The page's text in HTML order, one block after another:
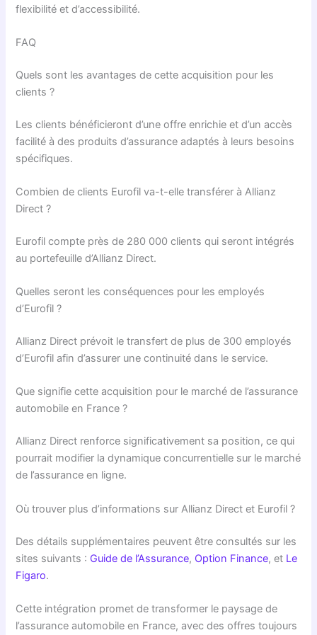
flexibilité et d’accessibilité.
FAQ
Quels sont les avantages de cette acquisition pour les
clients ?
Les clients bénéficieront d’une offre enrichie et d’un accès
facilité à des produits d’assurance adaptés à leurs besoins
spécifiques.
Combien de clients Eurofil va-t-elle transférer à Allianz
Direct ?
Eurofil compte près de 280 000 clients qui seront intégrés
au portefeuille d’Allianz Direct.
Quelles seront les conséquences pour les employés
d’Eurofil ?
Allianz Direct prévoit le transfert de plus de 300 employés
d’Eurofil afin d’assurer une continuité dans le service.
Que signifie cette acquisition pour le marché de l’assurance
automobile en France ?
Allianz Direct renforce significativement sa position, ce qui
pourrait modifier la dynamique concurrentielle sur le marché
de l’assurance en ligne.
Où trouver plus d’informations sur Allianz Direct et Eurofil ?
Des détails supplémentaires peuvent être consultés sur les
sites suivants : Guide de l’Assurance, Option Finance, et Le
Figaro.
Cette intégration promet de transformer le paysage de
l’assurance automobile en France, avec des offres toujours